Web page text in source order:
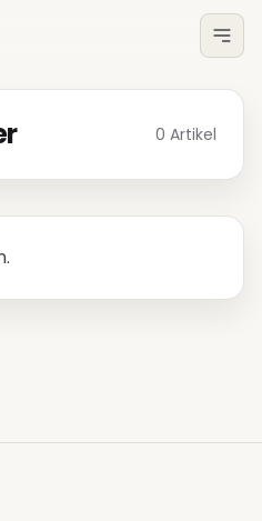
0 Artikel